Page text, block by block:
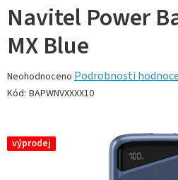
Navitel Power
MX Blue
Průměrné
hodnocení
0,0
z 5
Neohodnoceno Podrobnosti
Kód: BAPWNVXXXX10
výprodej